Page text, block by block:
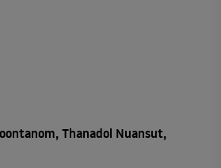
Thanadol Nuansut,